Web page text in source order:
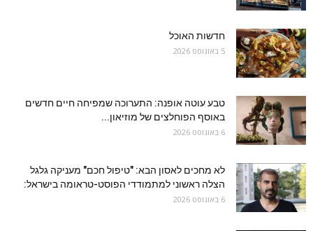
חדשות האוכל
5 באוגוסט 2026
טבע עוטה אופנה: התערוכה שמפיחה חיים חדשים
באוסף הפוחלצים של מוזיאון...
6 באוגוסט 2026
לא מחכים לאסון הבא: "טיפול חכם" מעניקה גלגל
הצלה ראשוני למתמודדי הפוסט-טראומה בישראל:
6 באוגוסט 2026